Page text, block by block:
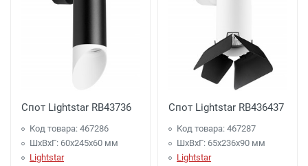
Спот Lightstar RB43736
Код товара: 467286
ШхВхГ: 60x245x60 мм
Lightstar
Спот Lightstar RB436437
Код товара: 467287
ШхВхГ: 65x236x90 мм
Lightstar